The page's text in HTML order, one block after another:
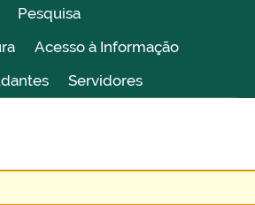
Pesquisa
Acesso à Informação
Servidores